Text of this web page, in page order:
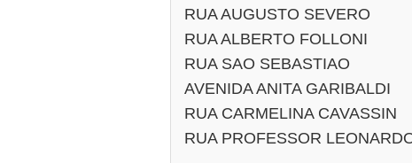
RUA AUGUSTO SEVERO
RUA ALBERTO FOLLONI
RUA SAO SEBASTIAO
AVENIDA ANITA GARIBALDI
RUA CARMELINA CAVASSIN
RUA PROFESSOR